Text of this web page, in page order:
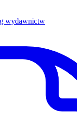
wydawnictw